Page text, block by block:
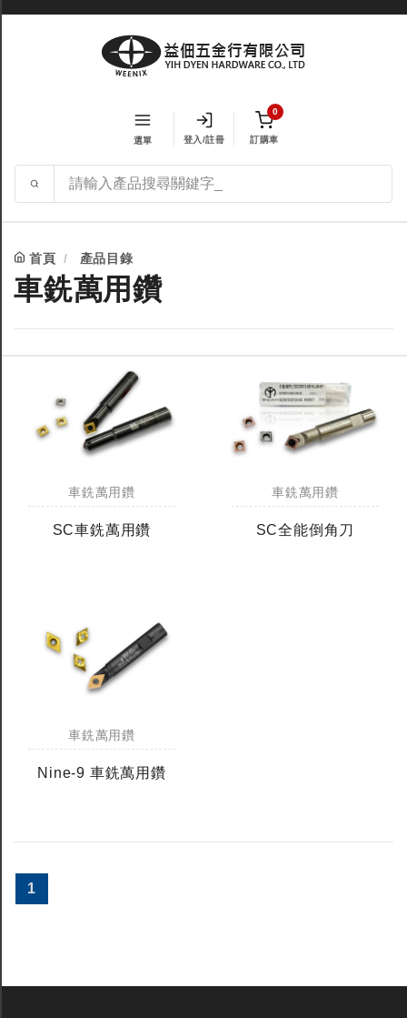
選單 登入/註冊
0
訂購車
首頁 產品目錄
車銑萬用鑽
車銑萬用鑽
SC車銑萬用鑽
車銑萬用鑽
SC全能倒角刀
車銑萬用鑽
Nine-9 車銑萬用鑽
1